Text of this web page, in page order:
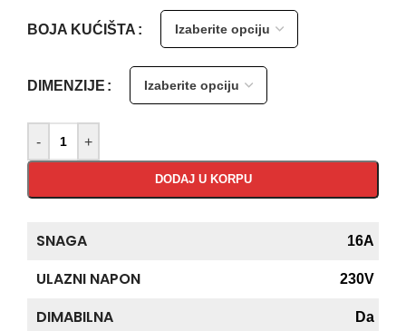
BOJA KUĆIŠTA
DIMENZIJE
- +
DODAJ U KORPU
SNAGA 16A
ULAZNI NAPON 230V
DIMABILNA Da